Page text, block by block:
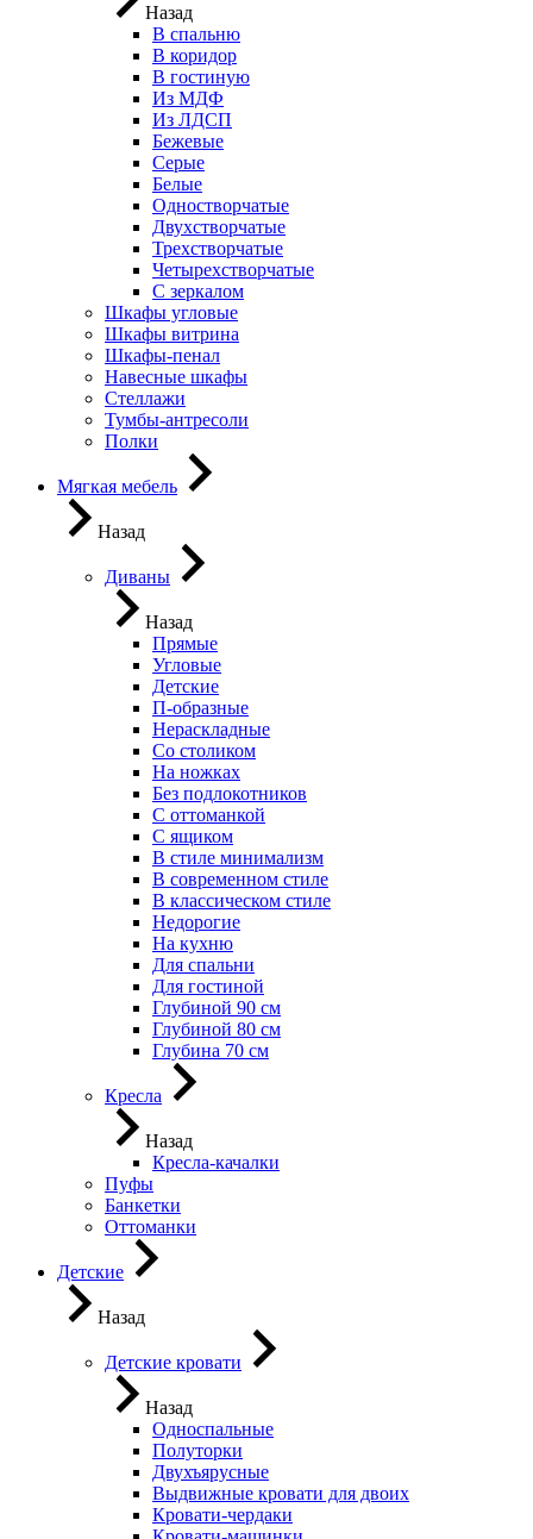
Назад
В спальню
В коридор
В гостиную
Из МДФ
Из ЛДСП
Бежевые
Серые
Белые
Одностворчатые
Двухстворчатые
Трехстворчатые
Четырехстворчатые
С зеркалом
Шкафы угловые
Шкафы витрина
Шкафы-пенал
Навесные шкафы
Стеллажи
Тумбы-антресоли
Полки
Мягкая мебель
Назад
Диваны
Назад
Прямые
Угловые
Детские
П-образные
Нераскладные
Со столиком
На ножках
Без подлокотников
С оттоманкой
С ящиком
В стиле минимализм
В современном стиле
В классическом стиле
Недорогие
На кухню
Для спальни
Для гостиной
Глубиной 90 см
Глубиной 80 см
Глубина 70 см
Кресла
Назад
Кресла-качалки
Пуфы
Банкетки
Оттоманки
Детские
Назад
Детские кровати
Назад
Односпальные
Полуторки
Двухъярусные
Выдвижные кровати для двоих
Кровати-чердаки